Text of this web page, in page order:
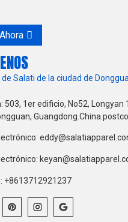
de Salati de la ciudad de
503, 1er edificio, No52, Longyan
+8613712921237